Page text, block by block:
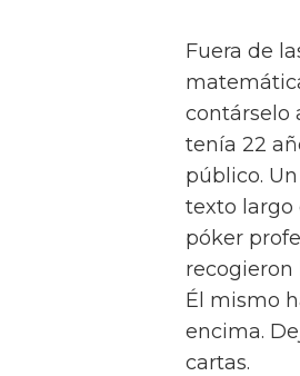
Fuera de
contárselo
tenía 22
público.
texto largo
póker
recogieron
Él mismo
encima.
cartas.